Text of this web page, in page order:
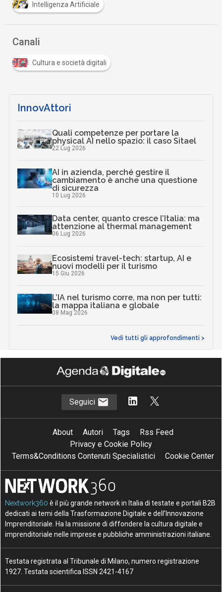
Intelligenza Artificiale
Canali
Cultura e società digitali
InnovAttori
Quali competenze per portare la
physical AI nello spazio: il caso Sitael
22 Lug 2026
AI in azienda, perché gestire il
cambiamento è anche una questione
di sicurezza
10 Lug 2026
Data center, quanto cresce l’Italia: ma
attenzione al thermal management
06 Lug 2026
Ecosistemi travel-tech: startup, AI e
nuovi modelli per il turismo
15 Giu 2026
L’IA nel turismo corre, ma non per tutti:
la mappa italiana e globale
08 Mag 2026
Vedi tutti gli approfondimenti >
Seguici
About Autori Tags
Rss Feed
Privacy e Cookie Policy
Terms&Conditions Contenuti Specialistici
Cookie Center
Nextwork360 è il più grande network in Italia di testate e portali B2B
dedicati ai temi della Trasformazione Digitale e dell’Innovazione
Imprenditoriale. Ha la missione di diffondere la cultura digitale e
imprenditoriale nelle imprese e pubbliche amministrazioni italiane.
Testata registrata al Tribunale di Milano, numero registrazione
1927. Testata scientifica ISSN 2421-4167